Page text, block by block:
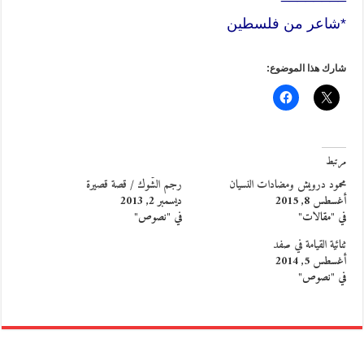
*شاعر من فلسطين
شارك هذا الموضوع:
مرتبط
محمود درويش ومضادات النسيان
أغسطس 8, 2015
في "مقالات"
رجم الشّوك / قصة قصيرة
ديسمبر 2, 2013
في "نصوص"
ثنائية القيامة في صفد
أغسطس 5, 2014
في "نصوص"